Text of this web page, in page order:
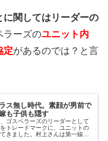
関してはリーダーの
ラーズのユニット内
定があるのでは？と言
ス無し時代。素顔が男前で
も子供も隠す
ゴスペラーズのリーダーとして
トレードマークに、ユニットの
きました。村上さんは第一線で